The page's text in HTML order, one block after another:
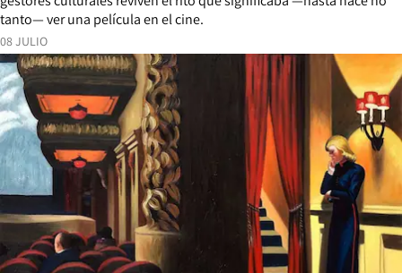
08 JULIO
tanto— ver una película en el cine.